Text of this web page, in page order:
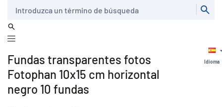
Idioma
Fundas transparentes fotos
Fotophan 10x15 cm horizontal
negro 10 fundas